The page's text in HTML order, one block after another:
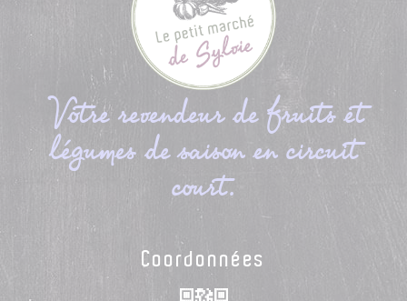
Votre revendeur de fruits et
légumes de saison en circuit
court.
Coordonnées